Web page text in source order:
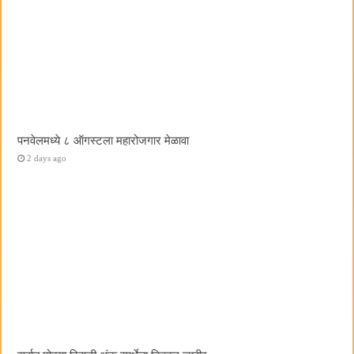
पनवेलमध्ये ८ ऑगस्टला महारोजगार मेळावा
2 days ago